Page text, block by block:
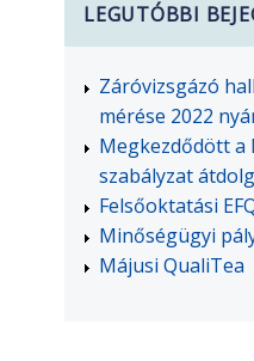
LEGUTÓBBI
Záróvizsgázó
mérése 2022
Megkezdődött a
szabályzat
Felsőoktatási
Minőségügyi
Májusi QualiTea